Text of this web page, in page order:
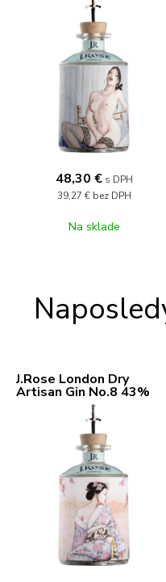
48,30 € s DPH
39,27 € bez DPH
Na sklade
J.Rose London Dry
Artisan Gin No.8 43%